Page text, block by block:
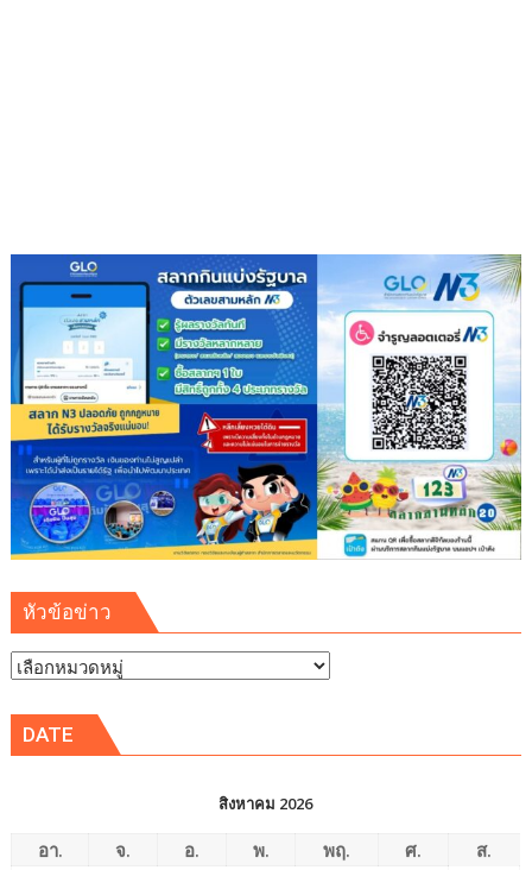
ความ
มั่นคง
ระบบ
สาธารณูปโภค
รองรับ
การ
เติบโต
เขต
พัฒนา
พิเศษ
ภาค
ตะวัน
หัวข้อข่าว
หัวข้อ
DATE
สิงหาคม 2026
อา. จ. อ. พ. พฤ. ศ.
ส.